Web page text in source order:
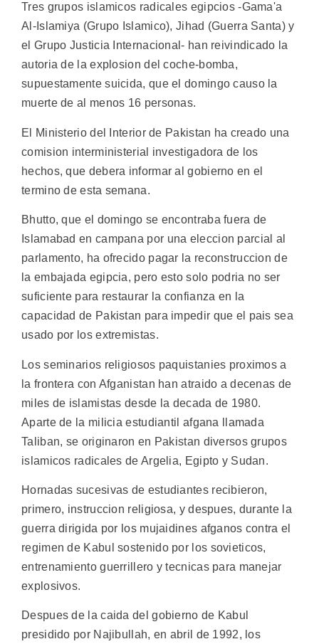
Tres grupos islamicos radicales egipcios -Gama'a
Al-Islamiya (Grupo Islamico), Jihad (Guerra Santa) y
el Grupo Justicia Internacional- han reivindicado la
autoria de la explosion del coche-bomba,
supuestamente suicida, que el domingo causo la
muerte de al menos 16 personas.
El Ministerio del Interior de Pakistan ha creado una
comision interministerial investigadora de los
hechos, que debera informar al gobierno en el
termino de esta semana.
Bhutto, que el domingo se encontraba fuera de
Islamabad en campana por una eleccion parcial al
parlamento, ha ofrecido pagar la reconstruccion de
la embajada egipcia, pero esto solo podria no ser
suficiente para restaurar la confianza en la
capacidad de Pakistan para impedir que el pais sea
usado por los extremistas.
Los seminarios religiosos paquistanies proximos a
la frontera con Afganistan han atraido a decenas de
miles de islamistas desde la decada de 1980.
Aparte de la milicia estudiantil afgana llamada
Taliban, se originaron en Pakistan diversos grupos
islamicos radicales de Argelia, Egipto y Sudan.
Hornadas sucesivas de estudiantes recibieron,
primero, instruccion religiosa, y despues, durante la
guerra dirigida por los mujaidines afganos contra el
regimen de Kabul sostenido por los sovieticos,
entrenamiento guerrillero y tecnicas para manejar
explosivos.
Despues de la caida del gobierno de Kabul
presidido por Najibullah, en abril de 1992, los